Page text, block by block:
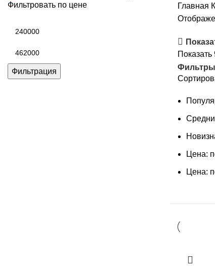
Фильтровать по цене
Фильтрация
Главная
Показать
Фильтры
Цена:
Цена: